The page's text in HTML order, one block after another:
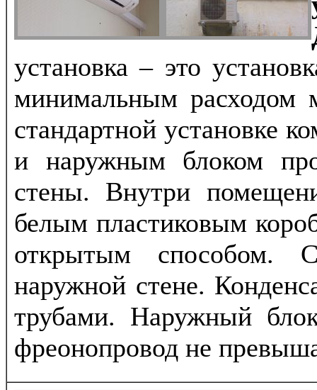
установка – это
минимальным расходом
стандартной установке
и наружным блоком
стены. Внутри
белым пластиковым
открытым способом.
наружной стене.
трубами. Наружный
фреонопровод не